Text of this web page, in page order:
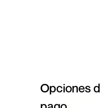
Opciones